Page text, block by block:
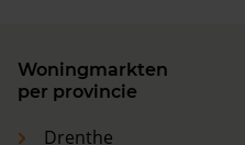
Woningmarkten
per provincie
Drenthe